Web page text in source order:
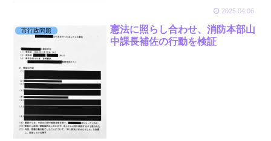
2025.04.06
市行政問題
憲法に照らし合わせ、消防本部山
中課長補佐の行動を検証